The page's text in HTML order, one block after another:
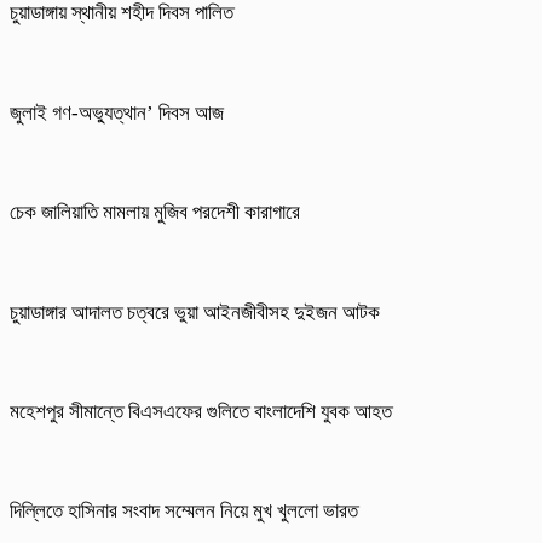
চুয়াডাঙ্গায় স্থানীয় শহীদ দিবস পা‌লিত
জুলাই গণ-অভ্যুত্থান’ দিবস আজ
চেক জালিয়াতি মামলায় মুজিব পরদেশী কারাগারে
চুয়াডাঙ্গার আদালত চত্বরে ভুয়া আইনজীবীসহ দুইজন আটক
মহেশপুর সীমান্তে বিএসএফের গুলিতে বাংলাদেশি যুবক আহত
দিল্লিতে হাসিনার সংবাদ সম্মেলন নিয়ে মুখ খুললো ভারত